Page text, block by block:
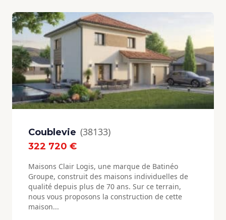
Coublevie (38133)
322 720 €
Maisons Clair Logis, une marque de Batinéo
Groupe, construit des maisons individuelles de
qualité depuis plus de 70 ans. Sur ce terrain,
nous vous proposons la construction de cette
maison...